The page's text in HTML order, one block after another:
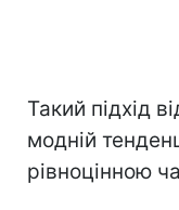
Такий підхід
модній
рівноцінною